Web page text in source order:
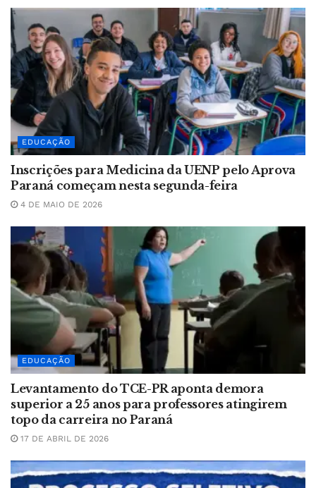
EDUCAÇÃO
Inscrições para Medicina da UENP pelo Aprova
Paraná começam nesta segunda-feira
4 DE MAIO DE 2026
EDUCAÇÃO
Levantamento do TCE-PR aponta demora
superior a 25 anos para professores atingirem
topo da carreira no Paraná
17 DE ABRIL DE 2026